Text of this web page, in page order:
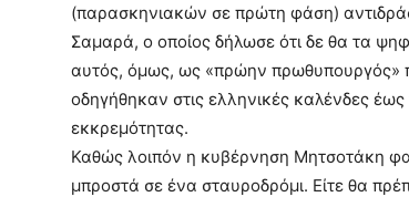
(παρασκηνιακών σε πρώτη φάση)
Σαμαρά, ο οποίος δήλωσε ότι δε θα τα
αυτός, όμως, ως «πρώην πρωθυπουργός»
οδηγήθηκαν στις ελληνικές καλένδες
εκκρεμότητας.
Καθώς λοιπόν η κυβέρνηση Μητσοτάκη
μπροστά σε ένα σταυροδρόμι. Είτε θα